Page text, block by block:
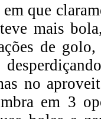
em que
mais
de
no
em 3